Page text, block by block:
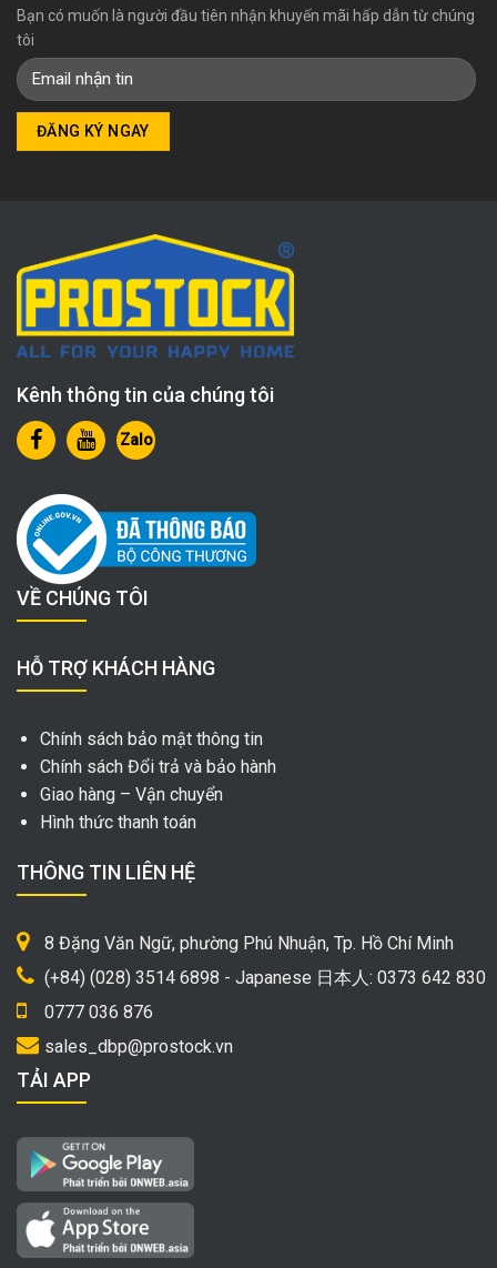
Bạn có muốn là người đầu tiên nhận khuyến mãi hấp dẫn từ chúng
tôi
Kênh thông tin của chúng tôi
Zalo
VỀ CHÚNG TÔI
HỖ TRỢ KHÁCH HÀNG
Chính sách bảo mật thông tin
Chính sách Đổi trả và bảo hành
Giao hàng – Vận chuyển
Hình thức thanh toán
THÔNG TIN LIÊN HỆ
8 Đặng Văn Ngữ, phường Phú Nhuận, Tp. Hồ Chí Minh
(+84) (028) 3514 6898 - Japanese 日本人: 0373 642 830
0777 036 876
sales_dbp@prostock.vn
TẢI APP